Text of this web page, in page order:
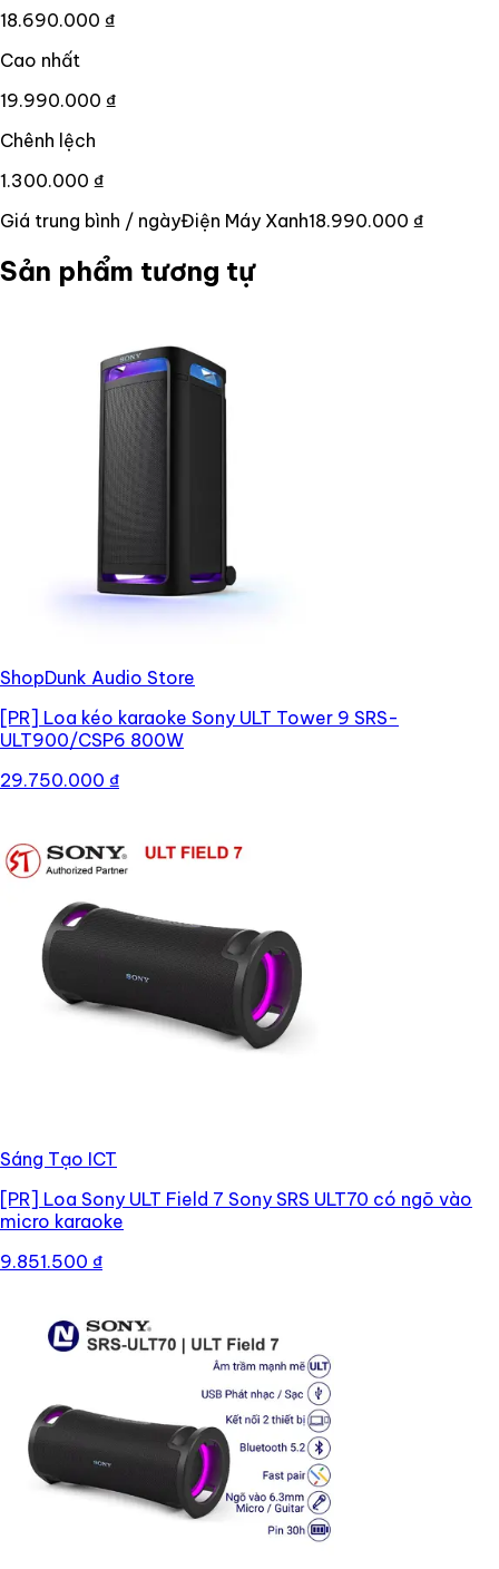
18.690.000 ₫
Cao nhất
19.990.000 ₫
Chênh lệch
1.300.000 ₫
Giá trung bình / ngàyĐiện Máy Xanh18.990.000 ₫
Sản phẩm tương tự
ShopDunk Audio Store
[PR] Loa kéo karaoke Sony ULT Tower 9 SRS-
ULT900/CSP6 800W
29.750.000 ₫
Sáng Tạo ICT
[PR] Loa Sony ULT Field 7 Sony SRS ULT70 có ngõ vào
micro karaoke
9.851.500 ₫